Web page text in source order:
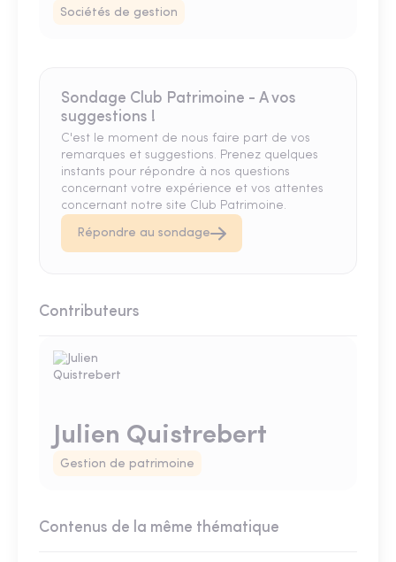
Sociétés de gestion
Sondage Club Patrimoine - A vos
suggestions !
C'est le moment de nous faire part de vos
remarques et suggestions. Prenez quelques
instants pour répondre à nos questions
concernant votre expérience et vos attentes
concernant notre site Club Patrimoine.
Répondre au sondage
Contributeurs
Julien Quistrebert
Gestion de patrimoine
Contenus de la même thématique